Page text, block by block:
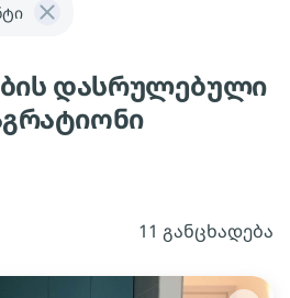
დასრულებული
11 განცხადება